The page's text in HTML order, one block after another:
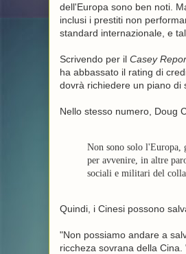
dell'Europa sono ben noti.
inclusi i prestiti non
standard internazionale, e
Scrivendo per il Casey
ha abbassato il rating di
dovrà richiedere un piano di
Nello stesso numero, Doug
Non sono solo l'Europa,
per avvenire, in altre
sociali e militari del
Quindi, i Cinesi possono
"Non possiamo andare a
riccheza sovrana della